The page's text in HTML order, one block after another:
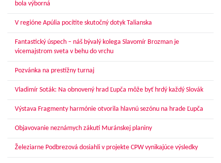
bola výborná
V regióne Apúlia pocítite skutočný dotyk Talianska
Fantastický úspech – náš bývalý kolega Slavomír Brozman je
vicemajstrom sveta v behu do vrchu
Pozvánka na prestížny turnaj
Vladimír Soták: Na obnovený hrad Ľupča môže byť hrdý každý Slovák
Výstava Fragmenty harmónie otvorila hlavnú sezónu na hrade Ľupča
Objavovanie neznámych zákutí Muránskej planiny
Železiarne Podbrezová dosiahli v projekte CPW vynikajúce výsledky